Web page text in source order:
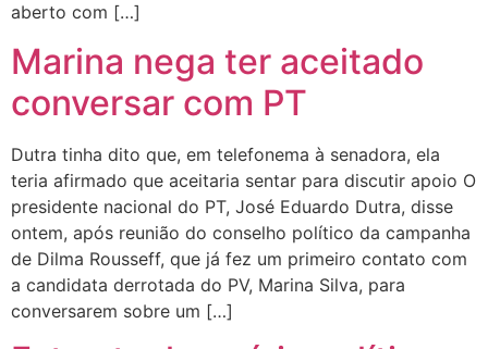
aberto com […]
Marina nega ter aceitado
conversar com PT
Dutra tinha dito que, em telefonema à senadora, ela
teria afirmado que aceitaria sentar para discutir apoio O
presidente nacional do PT, José Eduardo Dutra, disse
ontem, após reunião do conselho político da campanha
de Dilma Rousseff, que já fez um primeiro contato com
a candidata derrotada do PV, Marina Silva, para
conversarem sobre um […]